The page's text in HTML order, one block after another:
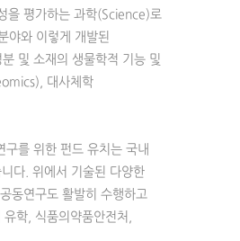
을 평가하는 과학(Science)로
야와 이렇게 개발된
및 소재의 생물학적 기능 및
대사체학
구를 위한 펀드 유치는 국내
다. 위에서 기술된 다양한
동연구도 활발히 수행하고
학, 식품의약품안전처,